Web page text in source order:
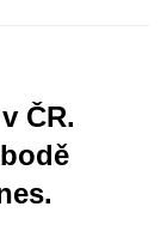
ČR.